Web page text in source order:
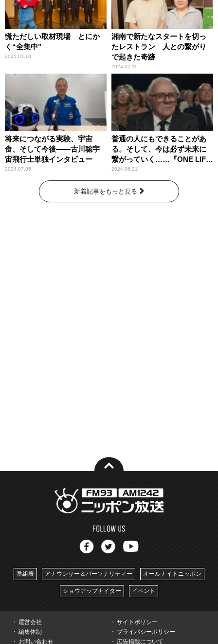
慌ただしい取材現場 とにか
く“全集中”
2025.01.10
湘南で新たなスタートを切っ
たレストラン 人との繋がり
で起きた奇跡
2024.07.11
将来につながる実験、宇宙
食、そして今後――古川聡宇
宙飛行士単独インタビュー
2024.07.05
普通の人にもできることがあ
る。そして、今は必ず未来に
繋がっていく……『ONE LIFE
奇跡が繋いだ6000の命』
2024.06.21
新着記事をもっと見る
番組表 アナウンサー＆パーソナリティー オールナイトニッポン
ショウアップナイター イベント
運営会社
サイトポリシー
編集体制
プライバシーポリシー
お問い合わせ
広告掲載について